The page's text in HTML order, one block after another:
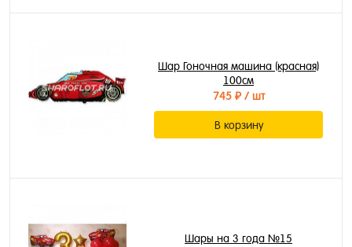
Шар Гоночная машина (красная)
100см
745 ₽/ шт
В корзину
Шары на 3 года №15